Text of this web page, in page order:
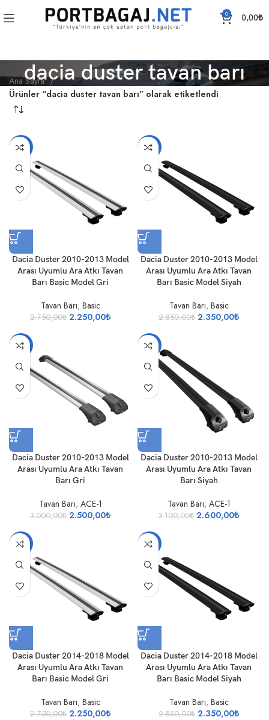
0 0,00₺
dacia duster tavan barı
Ana Sayfa
Ürünler “dacia duster tavan barı” olarak etiketlendi
-18%
Dacia Duster 2010-2013 Model
Arası Uyumlu Ara Atkı Tavan
Barı Basic Model Gri
Tavan Barı, Basic
2.750,00₺ 2.250,00₺
-18%
Dacia Duster 2010-2013 Model
Arası Uyumlu Ara Atkı Tavan
Barı Basic Model Siyah
Tavan Barı, Basic
2.850,00₺ 2.350,00₺
-17%
Dacia Duster 2010-2013 Model
Arası Uyumlu Ara Atkı Tavan
Barı Gri
Tavan Barı, ACE-1
3.000,00₺ 2.500,00₺
-16%
Dacia Duster 2010-2013 Model
Arası Uyumlu Ara Atkı Tavan
Barı Siyah
Tavan Barı, ACE-1
3.100,00₺ 2.600,00₺
-18%
Dacia Duster 2014-2018 Model
Arası Uyumlu Ara Atkı Tavan
Barı Basic Model Gri
Tavan Barı, Basic
2.750,00₺ 2.250,00₺
-18%
Dacia Duster 2014-2018 Model
Arası Uyumlu Ara Atkı Tavan
Barı Basic Model Siyah
Tavan Barı, Basic
2.850,00₺ 2.350,00₺